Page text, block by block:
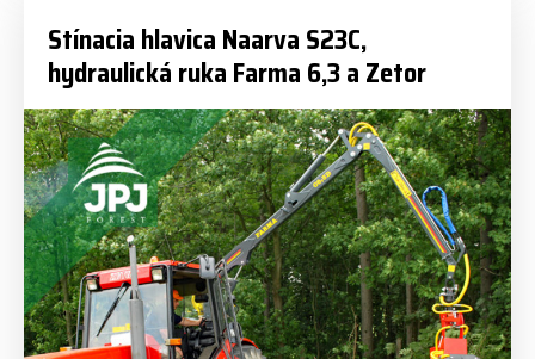
Stínacia hlavica Naarva S23C,
hydraulická ruka Farma 6,3 a Zetor